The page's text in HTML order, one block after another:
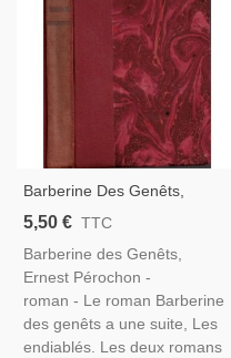
Barberine Des Genêts,
Ernest Pérochon, 1933 -
Chouans, Révolution 1789,
Deux-Sèvres, Paysans XVIIIe
S, Poitou,
5,50 € TTC
Barberine des Genêts,
Ernest Pérochon -
roman - Le roman Barberine
des genêts a une suite, Les
endiablés. Les deux romans